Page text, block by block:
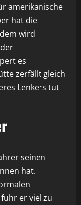
amerikanische
hat die
wird
es
zerfällt gleich
Lenkers tut
seinen
hat.
er viel zu